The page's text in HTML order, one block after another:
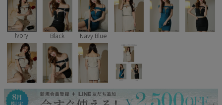
COMEX
Rechercher
Pleaser
Ivory Black Navy Blue